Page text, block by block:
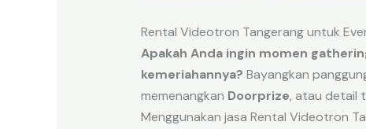
Rental Videotron Tangerang untuk
Apakah Anda ingin momen
kemeriahannya? Bayangkan
memenangkan Doorprize, atau detail
Menggunakan jasa Rental Videotron